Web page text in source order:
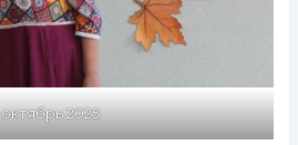
октябрь 2025